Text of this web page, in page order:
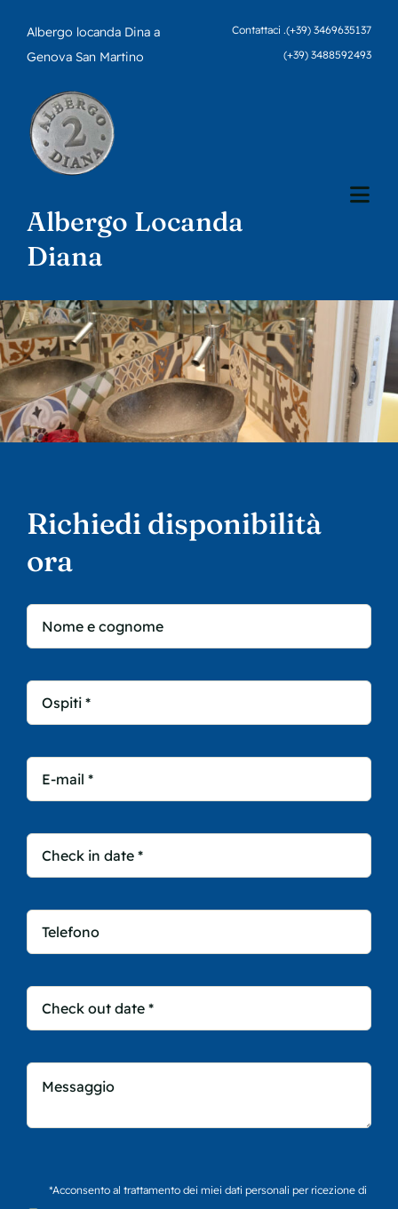
content
Albergo locanda Dina a
Genova San Martino
Contattaci .(+39) 3469635137
(+39) 3488592493
Albergo Locanda
Diana
Home
Servizi
Camere
Turismo a Genova
Contatti
Richiedi disponibilità
ora
*Acconsento al trattamento dei miei dati personali per ricezione di